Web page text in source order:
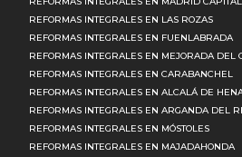
REFORMAS INTEGRALES EN LAS ROZAS
REFORMAS INTEGRALES EN FUENLABRADA
REFORMAS INTEGRALES EN MEJORADA DEL
REFORMAS INTEGRALES EN CARABANCHEL
REFORMAS INTEGRALES EN ALCALÁ DE
REFORMAS INTEGRALES EN ARGANDA DEL
REFORMAS INTEGRALES EN MÓSTOLES
REFORMAS INTEGRALES EN MAJADAHONDA